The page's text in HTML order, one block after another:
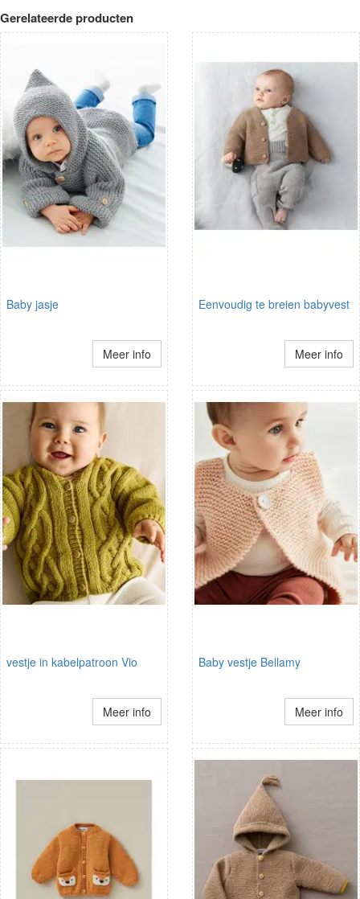
Gerelateerde producten
Baby jasje
Meer info
Eenvoudig te breien babyvest
Meer info
vestje in kabelpatroon Vio
Meer info
Baby vestje Bellamy
Meer info